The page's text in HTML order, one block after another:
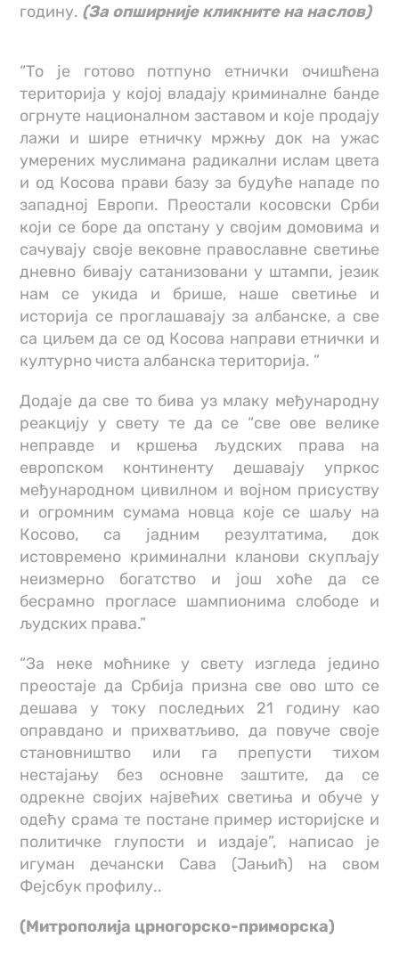
годину. (За опширније кликните на наслов)
“То је готово потпуно етнички очишћена
територија у којој владају криминалне банде
огрнуте националном заставом и које продају
лажи и шире етничку мржњу док на ужас
умерених муслимана радикални ислам цвета
и од Косова прави базу за будуће нападе по
западној Европи. Преостали косовски Срби
који се боре да опстану у својим домовима и
сачувају своје вековне православне светиње
дневно бивају сатанизовани у штампи, језик
нам се укида и брише, наше светиње и
историја се проглашавају за албанске, а све
са циљем да се од Косова направи етнички и
културно чиста албанска територија. ”
Додаје да све то бива уз млаку међународну
реакцију у свету те да се “све ове велике
неправде и кршења људских права на
европском континенту дешавају упркос
међународном цивилном и војном присуству
и огромним сумама новца које се шаљу на
Косово, са јадним резултатима, док
истовремено криминални кланови скупљају
неизмерно богатство и још хоће да се
бесрамно прогласе шампионима слободе и
људских права.”
“За неке моћнике у свету изгледа једино
преостаје да Србија призна све ово што се
дешава у току последњих 21 годину као
оправдано и прихватљиво, да повуче своје
становништво или га препусти тихом
нестајању без основне заштите, да се
одрекне својих највећих светиња и обуче у
одећу срама те постане пример историјске и
политичке глупости и издаје”, написао је
игуман дечански Сава (Јањић) на свом
Фејсбук профилу..
(Митрополија црногорско-приморска)